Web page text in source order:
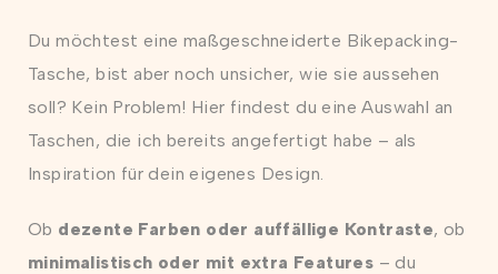
Du möchtest eine maßgeschneiderte Bikepacking-
Tasche, bist aber noch unsicher, wie sie aussehen
soll? Kein Problem! Hier findest du eine Auswahl an
Taschen, die ich bereits angefertigt habe – als
Inspiration für dein eigenes Design.
Ob dezente Farben oder auffällige Kontraste, ob
minimalistisch oder mit extra Features – du